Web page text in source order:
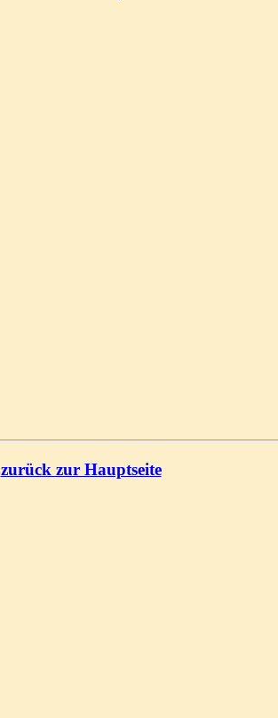
zurück zur Hauptseite